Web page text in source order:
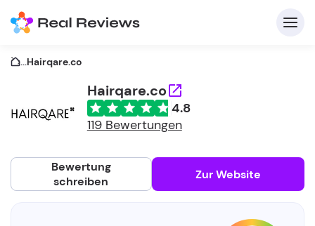
...Hairqare.co
Hairqare.co
4.8
119 Bewertungen
Bewertung
schreiben
Zur Website